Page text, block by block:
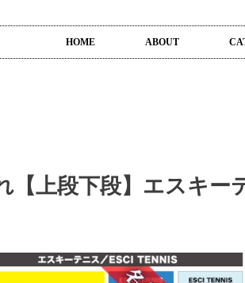
HOME ABOUT
【上段下段】エスキー